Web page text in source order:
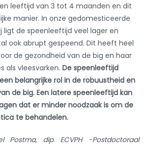
leeftijd van 3 tot 4 maanden en dit
manier. In onze gedomesticeerde
ligt de speenleeftijd veel lager en
ook abrupt gespeend. Dit heeft heel
de gezondheid van de big en haar
als vleesvarken. De speenleeftijd
belangrijke rol in de robuustheid en
de big. Een latere speenleeftijd kan
dat er minder noodzaak is om de
te behandelen.
Postma, dip. ECVPH -Postdoctoraal